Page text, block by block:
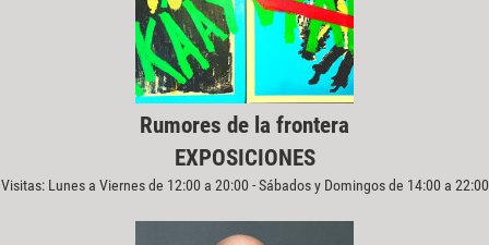
Rumores de la frontera
EXPOSICIONES
Visitas: Lunes a Viernes de 12:00 a 20:00 - Sábados y Domingos de 14:00 a 22:00